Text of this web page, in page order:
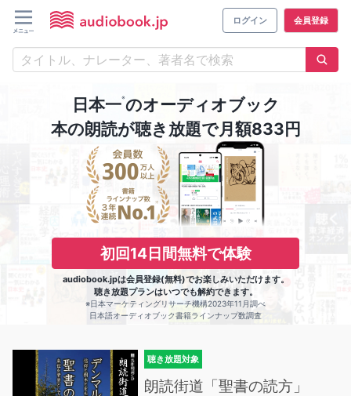
ログイン 会員登録
日本一※のオーディオブック
本の朗読が聴き放題で月額833円
初回14日間無料で体験
audiobook.jpは会員登録(無料)でお楽しみいただけます。
聴き放題プランはいつでも解約できます。
※日本マーケティングリサーチ機構2023年11月調べ
日本語オーディオブック書籍ラインナップ数調査
聴き放題対象
朗読街道「聖書の読方」